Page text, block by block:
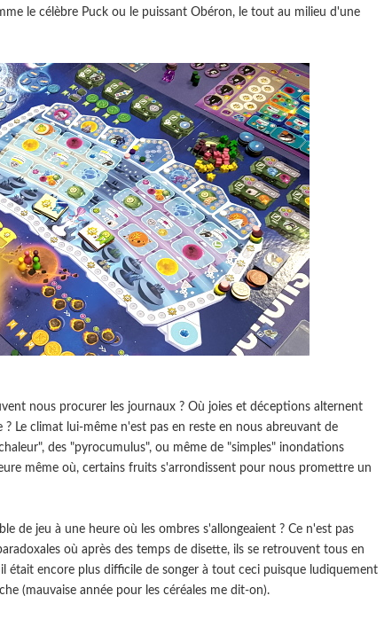
le célèbre Puck ou le puissant Obéron, le tout au milieu d'une
nous procurer les journaux ? Où joies et déceptions alternent
Le climat lui-même n'est pas en reste en nous abreuvant de
des "pyrocumulus", ou même de "simples" inondations
même où, certains fruits s'arrondissent pour nous promettre un
de jeu à une heure où les ombres s'allongeaient ? Ce n'est pas
où après des temps de disette, ils se retrouvent tous en
était encore plus difficile de songer à tout ceci puisque ludiquement
(mauvaise année pour les céréales me dit-on).